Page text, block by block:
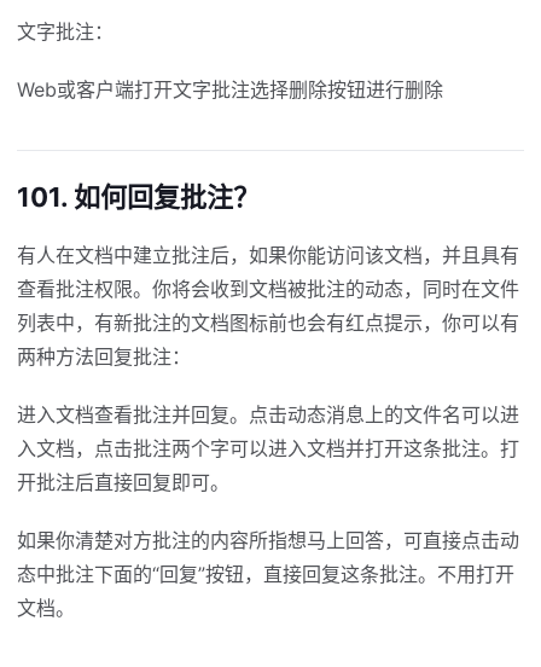
文字批注：
Web或客户端打开文字批注选择删除按钮进行删除
101. 如何回复批注？
有人在文档中建立批注后，如果你能访问该文档，并且具有
查看批注权限。你将会收到文档被批注的动态，同时在文件
列表中，有新批注的文档图标前也会有红点提示，你可以有
两种方法回复批注：
进入文档查看批注并回复。点击动态消息上的文件名可以进
入文档，点击批注两个字可以进入文档并打开这条批注。打
开批注后直接回复即可。
如果你清楚对方批注的内容所指想马上回答，可直接点击动
态中批注下面的“回复”按钮，直接回复这条批注。不用打开
文档。